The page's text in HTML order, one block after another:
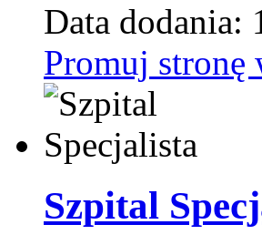
Data dodania:
Promuj
Szpital